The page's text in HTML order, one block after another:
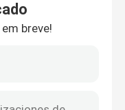
breve!